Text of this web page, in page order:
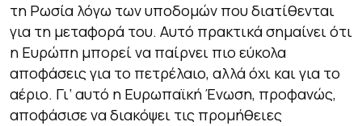
τη Ρωσία λόγω των υποδομών που διατίθενται
για τη μεταφορά του. Αυτό πρακτικά σημαίνει ότι
η Ευρώπη μπορεί να παίρνει πιο εύκολα
αποφάσεις για το πετρέλαιο, αλλά όχι και για το
αέριο. Γι’ αυτό η Ευρωπαϊκή Ένωση, προφανώς,
αποφάσισε να διακόψει τις προμήθειες